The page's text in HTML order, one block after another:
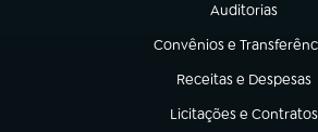
Auditorias
(abre em nova
Convênios e
(abre em nova aba)
Receitas e Despesas
(abre em nova aba)
Licitações e Contratos
(abre em nova aba)